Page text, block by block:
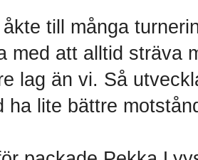
till många
med att alltid sträva
lag än vi. Så
ha lite bättre